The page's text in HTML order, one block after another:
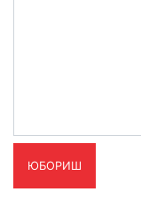
ЮБОРИШ